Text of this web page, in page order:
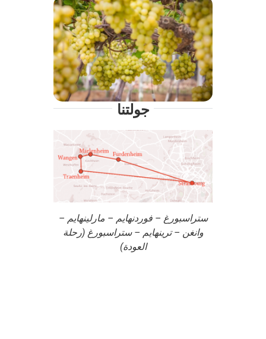
جولتنا
ستراسبورغ – فوردنهايم – مارلينهايم –
وانغن – ترينهايم – ستراسبورغ (رحلة
العودة)